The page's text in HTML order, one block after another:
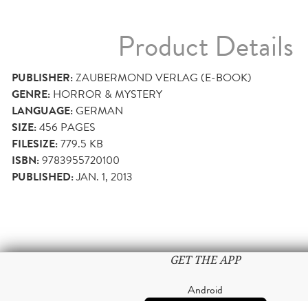
Product Details
PUBLISHER:ZAUBERMOND VERLAG (E-BOOK)
GENRE: HORROR & MYSTERY
LANGUAGE:GERMAN
SIZE:456 PAGES
FILESIZE:779.5 KB
ISBN:9783955720100
PUBLISHED:JAN. 1, 2013
GET THE APP
Android